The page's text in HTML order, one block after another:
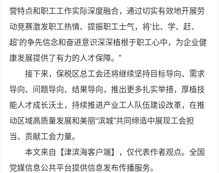
营特点和职工工作实际深度融合，通过切实有效地开展劳
动竞赛激发职工热情、提振职工士气，将‘比、学、赶、
超’的争先信念和奋进意识深深植根于职工心中，为企业健
康发展提供了有力的人才保障。”
接下来，保税区总工会还将继续坚持目标导向、需求
导向、问题导向、结果导向，推出更多扎实举措，厚植技
能人才成长沃土，持续推进产业工人队伍建设改革，在推
动区域高质量发展和美丽“滨城”共同缔造中展现工会担
当、贡献工会力量。
本文来自【津滨海客户端】，仅代表作者观点。全国
党媒信息公共平台提供信息发布传播服务。